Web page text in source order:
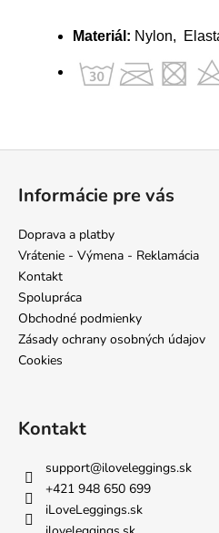
Materiál: Nylon,
Informácie pre vás
Doprava a platby
Vrátenie - Výmena - Reklamácia
Kontakt
Spolupráca
Obchodné podmienky
Zásady ochrany osobných údajov
Cookies
Kontakt
support@iloveleggings.sk
+421 948 650 699
iLoveLeggings.sk